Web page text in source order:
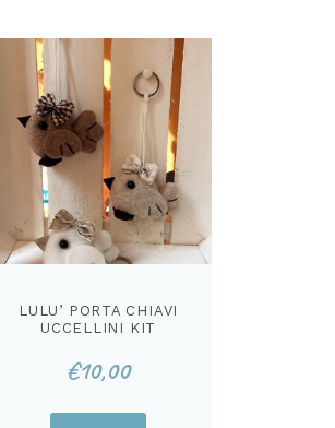
opzioni
possono
essere
scelte
nella
pagina
del
prodotto
LULU’ PORTA CHIAVI
UCCELLINI KIT
€10,00